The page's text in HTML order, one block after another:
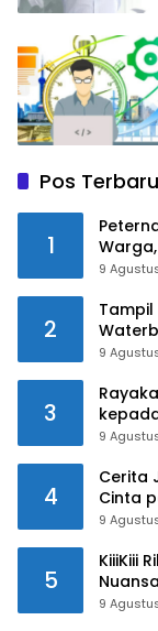
Pos Terbaru
1
9
2
Tampil
9
3
9
4
Cerita
Cinta
9
5
KiiiKiii
9